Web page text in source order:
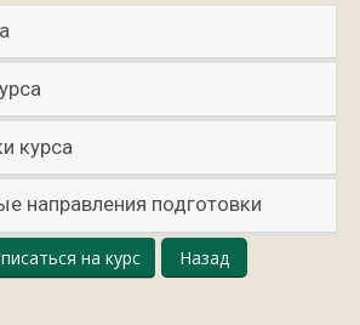
курса
направления подготовки
на курс Назад